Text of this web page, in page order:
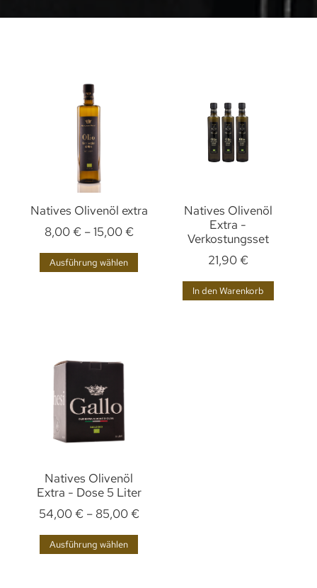
Natives Olivenöl extra
8,00€ –15,00€
Ausführung wählen
Natives Olivenöl
Extra -
Verkostungsset
21,90€
In den Warenkorb
Natives Olivenöl
Extra - Dose 5 Liter
54,00€ – 85,00€
Ausführung wählen